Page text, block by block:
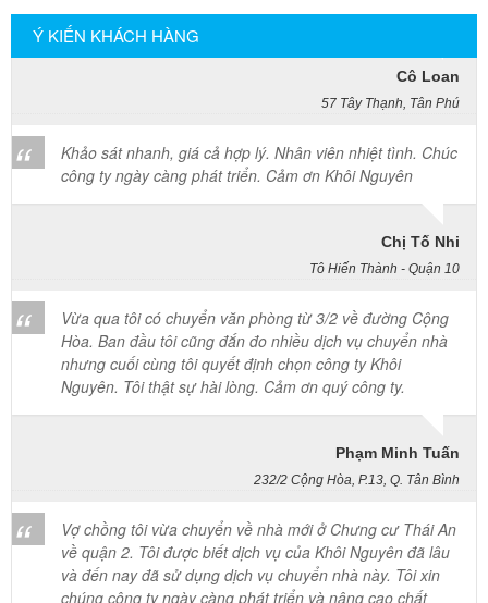
Ý KIẾN KHÁCH HÀNG
57 Tây Thạnh, Tân Phú
công ty ngày càng phát triển. Cảm ơn Khôi Nguyên
Tô Hiến Thành - Quận 10
Hòa. Ban đầu tôi cũng đắn đo nhiều dịch vụ chuyển nhà
nhưng cuối cùng tôi quyết định chọn công ty Khôi
Nguyên. Tôi thật sự hài lòng. Cảm ơn quý công ty.
232/2 Cộng Hòa, P.13, Q. Tân Bình
về quận 2. Tôi được biết dịch vụ của Khôi Nguyên đã lâu
và đến nay đã sử dụng dịch vụ chuyển nhà này. Tôi xin
chúng công ty ngày càng phát triển và nâng cao chất
lượng dịch vụ